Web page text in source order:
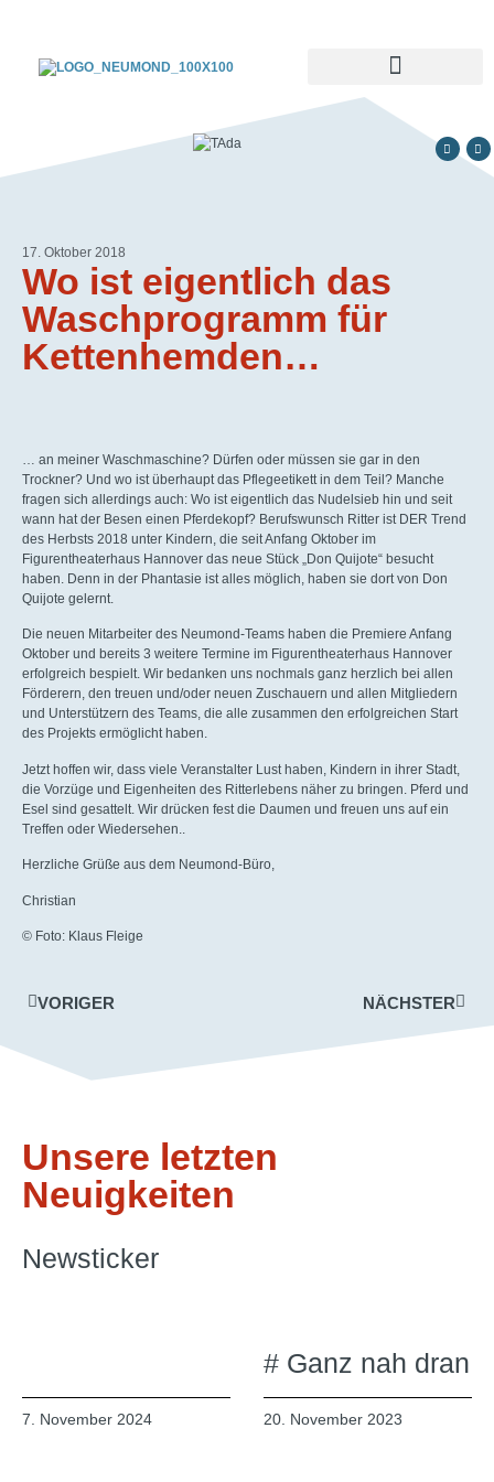
17. Oktober 2018
Wo ist eigentlich das
Waschprogramm für
Kettenhemden…
… an meiner Waschmaschine? Dürfen oder müssen sie gar in den
Trockner? Und wo ist überhaupt das Pflegeetikett in dem Teil? Manche
fragen sich allerdings auch: Wo ist eigentlich das Nudelsieb hin und seit
wann hat der Besen einen Pferdekopf? Berufswunsch Ritter ist DER Trend
des Herbsts 2018 unter Kindern, die seit Anfang Oktober im
Figurentheaterhaus Hannover das neue Stück „Don Quijote“ besucht
haben. Denn in der Phantasie ist alles möglich, haben sie dort von Don
Quijote gelernt.
Die neuen Mitarbeiter des Neumond-Teams haben die Premiere Anfang
Oktober und bereits 3 weitere Termine im Figurentheaterhaus Hannover
erfolgreich bespielt. Wir bedanken uns nochmals ganz herzlich bei allen
Förderern, den treuen und/oder neuen Zuschauern und allen Mitgliedern
und Unterstützern des Teams, die alle zusammen den erfolgreichen Start
des Projekts ermöglicht haben.
Jetzt hoffen wir, dass viele Veranstalter Lust haben, Kindern in ihrer Stadt,
die Vorzüge und Eigenheiten des Ritterlebens näher zu bringen. Pferd und
Esel sind gesattelt. Wir drücken fest die Daumen und freuen uns auf ein
Treffen oder Wiedersehen..
Herzliche Grüße aus dem Neumond-Büro,
Christian
© Foto: Klaus Fleige
VORIGER NÄCHSTER
Unsere letzten
Neuigkeiten
Newsticker
7. November 2024
# Ganz nah dran
20. November 2023